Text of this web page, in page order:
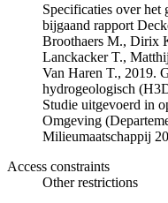
Specificaties over het
bijgaand rapport
Broothaers M., Dirix
Lanckacker T.,
Van Haren T., 2019.
hydrogeologisch
Studie uitgevoerd in
Omgeving
Milieumaatschappij
Access constraints
Other restrictions